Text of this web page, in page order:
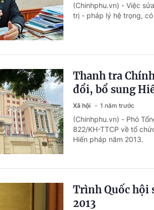
(Chinhphu.vn) - Việc
trị - pháp lý hệ trọng,
Thanh tra
đổi, bổ sung
Xã hội 1 năm trước
(Chinhphu.vn) - Phó
822/KH-TTCP về tổ
Hiến pháp năm 2013.
Trình Quốc hội
2013